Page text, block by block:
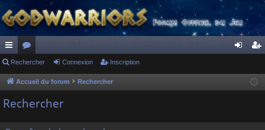
ac
co
ur
or
u
m
cri
Rechercher Connexion Inscription
Accueil du forum Rechercher
Rechercher